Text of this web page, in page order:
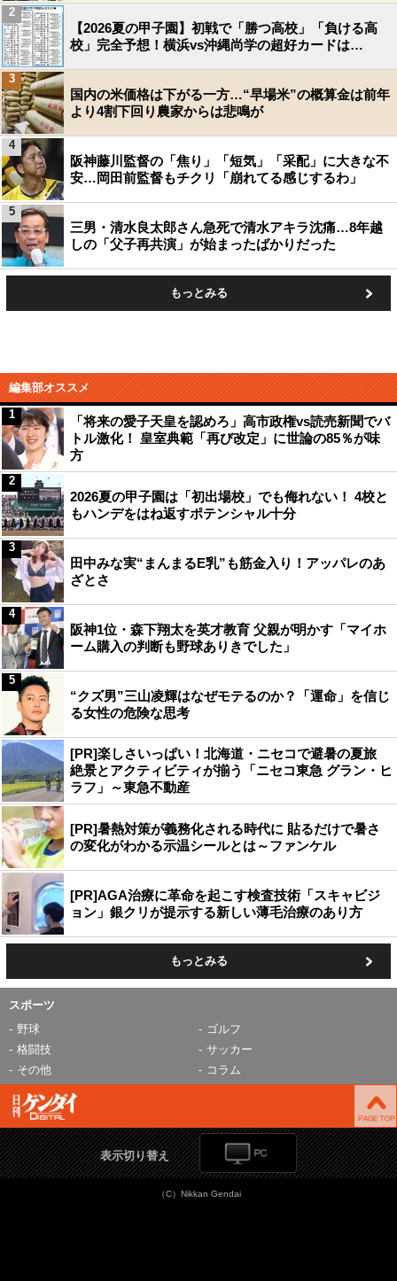
【2026夏の甲子園】初戦で「勝つ高校」「負ける高
校」完全予想！横浜vs沖縄尚学の超好カードは…
2
国内の米価格は下がる一方…“早場米”の概算金は前年
より4割下回り農家からは悲鳴が
3
阪神藤川監督の「焦り」「短気」「采配」に大きな不
安…岡田前監督もチクリ「崩れてる感じするわ」
4
三男・清水良太郎さん急死で清水アキラ沈痛…8年越
しの「父子再共演」が始まったばかりだった
5
もっとみる
編集部オススメ
「将来の愛子天皇を認めろ」高市政権vs読売新聞でバ
トル激化！ 皇室典範「再び改定」に世論の85％が味
方
1
2026夏の甲子園は「初出場校」でも侮れない！ 4校と
もハンデをはね返すポテンシャル十分
2
田中みな実“まんまるE乳”も筋金入り！アッパレのあ
ざとさ
3
阪神1位・森下翔太を英才教育 父親が明かす「マイホ
ーム購入の判断も野球ありきでした」
4
“クズ男”三山凌輝はなぜモテるのか？「運命」を信じ
る女性の危険な思考
5
[PR]楽しさいっぱい！北海道・ニセコで避暑の夏旅
絶景とアクティビティが揃う「ニセコ東急 グラン・ヒ
ラフ」～東急不動産
[PR]暑熱対策が義務化される時代に 貼るだけで暑さ
の変化がわかる示温シールとは～ファンケル
[PR]AGA治療に革命を起こす検査技術「スキャビジ
ョン」銀クリが提示する新しい薄毛治療のあり方
もっとみる
スポーツ
野球
ゴルフ
格闘技
サッカー
その他
コラム
表示切り替え
（C）Nikkan Gendai